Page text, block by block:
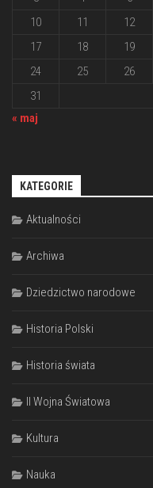
10
11 12
17
18 19
24
25 26
31
« maj
KATEGORIE
Aktualności
Archiwa
Dziedzictwo narodowe
Historia Polski
Historia świata
II Wojna Światowa
Kultura
Nauka